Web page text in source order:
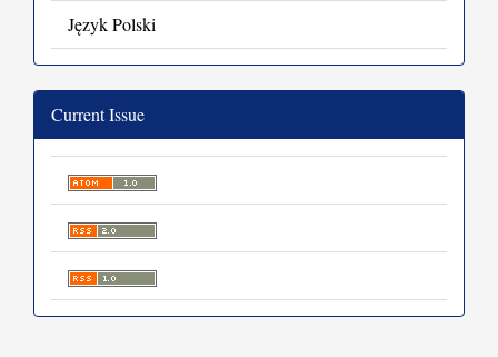
Język Polski
Current Issue